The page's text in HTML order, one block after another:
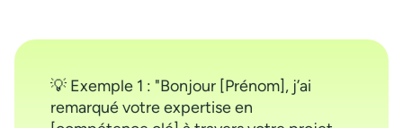
💡 Exemple 1 : "Bonjour [Prénom], j’ai
remarqué votre expertise en